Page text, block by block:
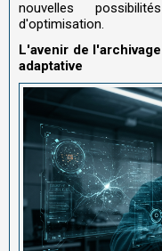
nouvelles
d'optimisation.
L'avenir de
adaptative